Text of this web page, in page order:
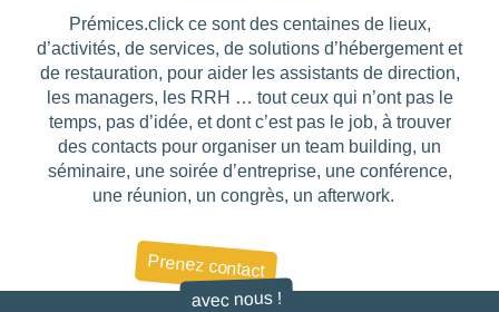
Prémices.click ce sont des centaines de lieux,
d’activités, de services, de solutions d’hébergement et
de restauration, pour aider les assistants de direction,
les managers, les RRH … tout ceux qui n’ont pas le
temps, pas d’idée, et dont c’est pas le job, à trouver
des contacts pour organiser un team building, un
séminaire, une soirée d’entreprise, une conférence,
une réunion, un congrès, un afterwork.
Prenez contact
avec nous !